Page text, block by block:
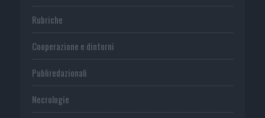
Rubriche
Cooperazione e dintorni
Publiredazionali
Necrologie